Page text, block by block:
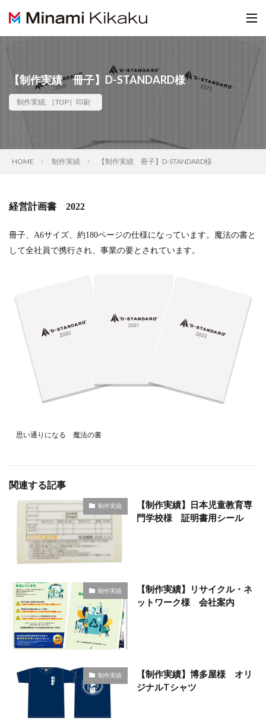
【制作実績 冊子】D-STANDARD様
制作実績, ［TOP］印刷
HOME 制作実績 【制作実績 冊子】D-STANDARD様
経営計画書 2022
冊子、A6サイズ、約180ページの仕様になっています。魔法の書と
して全社員で携行され、事業の要とされています。
思い通りになる 魔法の書
関連する記事
制作実績
【制作実績】日本児童教育専
門学校様 証明書用シール
制作実績
【制作実績】リサイクル・ネ
ットワーク様 会社案内
制作実績
【制作実績】博多屋様 オリ
ジナルTシャツ